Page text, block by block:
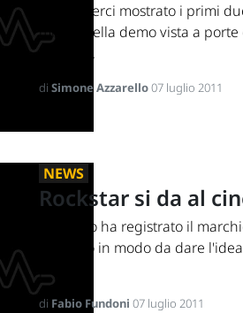
Dopo averci mostrato i primi
minuti della demo vista a porte
portale...
di Simone Azzarello07 luglio 2011
NEWS
Rockstar si da al
Take Two ha registrato il
descritto in modo da dare
di Fabio Fundoni 07 luglio 2011